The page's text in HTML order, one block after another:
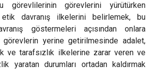
görevlilerinin görevlerini yürütürken
etik davranış ilkelerini belirlemek, bu
göstermeleri açısından onlara
görevlerin yerine getirilmesinde adalet,
ve tarafsızlık ilkelerine zarar veren ve
yaratan durumları ortadan kaldırmak